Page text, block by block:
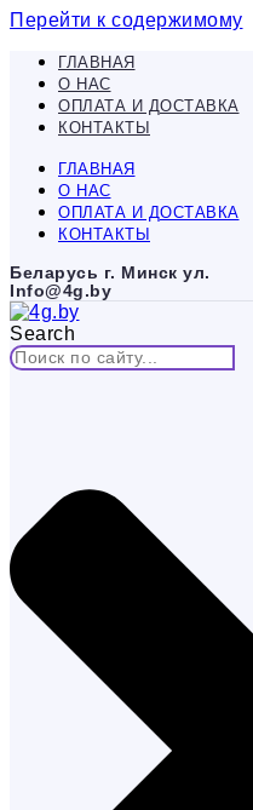
Перейти к содержимому
ГЛАВНАЯ
О НАС
ОПЛАТА И ДОСТАВКА
КОНТАКТЫ
ГЛАВНАЯ
О НАС
ОПЛАТА И ДОСТАВКА
КОНТАКТЫ
Беларусь г. Минск ул.
Info@4g.by
Search